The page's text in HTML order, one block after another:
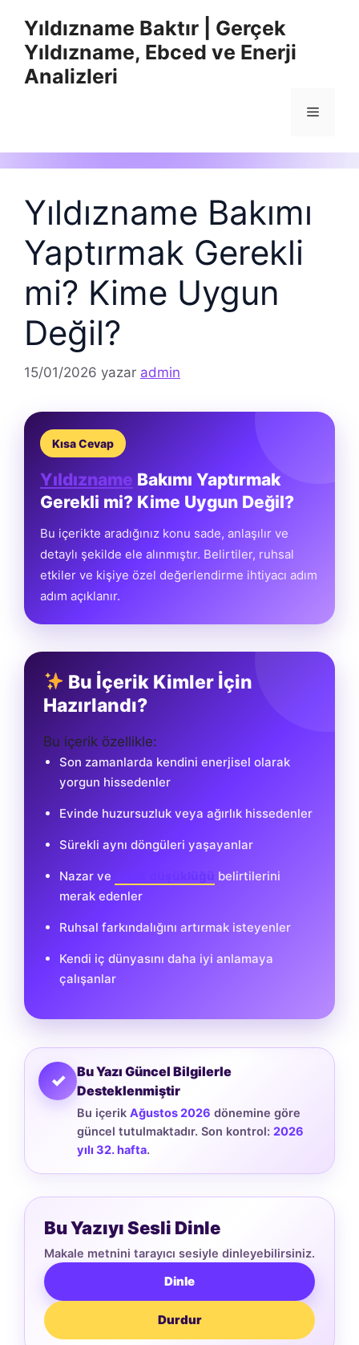
Yıldızname Baktır | Gerçek
Yıldızname, Ebced ve Enerji
Analizleri
Menü
Yıldızname Bakımı
Yaptırmak Gerekli
mi? Kime Uygun
Değil?
15/01/2026 yazar admin
Kısa Cevap
Yıldızname Bakımı Yaptırmak
Gerekli mi? Kime Uygun Değil?
Bu içerikte aradığınız konu sade, anlaşılır ve
detaylı şekilde ele alınmıştır. Belirtiler, ruhsal
etkiler ve kişiye özel değerlendirme ihtiyacı adım
adım açıklanır.
Bu İçerik Kimler İçin
Hazırlandı?
Bu içerik özellikle:
Son zamanlarda kendini enerjisel olarak
yorgun hissedenler
Evinde huzursuzluk veya ağırlık hissedenler
Sürekli aynı döngüleri yaşayanlar
Nazar ve
belirtilerini
merak edenler
Ruhsal farkındalığını artırmak isteyenler
Kendi iç dünyasını daha iyi anlamaya
çalışanlar
✓
Bu Yazı Güncel Bilgilerle
Desteklenmiştir
Bu içerik Ağustos 2026 dönemine göre
güncel tutulmaktadır. Son kontrol: 2026
yılı 32. hafta.
Bu Yazıyı Sesli Dinle
Makale metnini tarayıcı sesiyle dinleyebilirsiniz.
Dinle
Durdur